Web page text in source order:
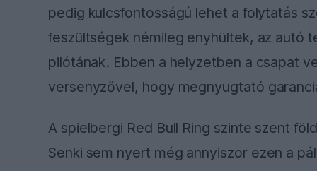
pedig kulcsfontosságú lehet a folytatás
feszültségek némileg enyhültek, az autó
pilótának. Ebben a helyzetben a csapat
versenyzővel, hogy megnyugtató
A spielbergi Red Bull Ring szinte szent
Senki sem nyert még annyiszor ezen a